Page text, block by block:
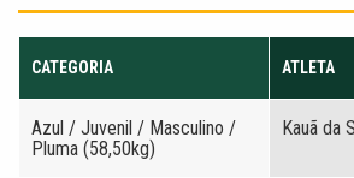
CATEGORIA ATLETA
Azul / Juvenil / Masculino /
Pluma (58,50kg)
Kauã da